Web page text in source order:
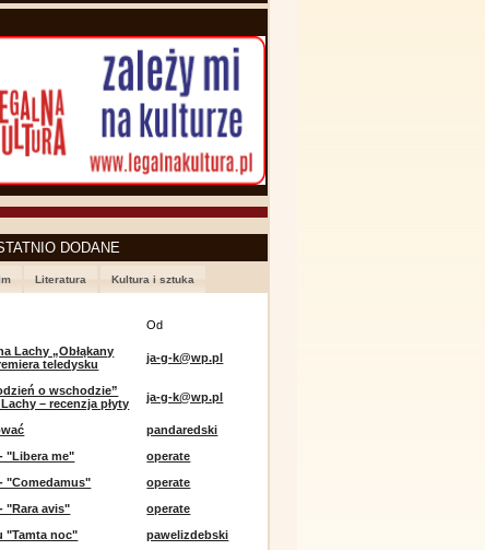
DODANE
Literatura Kultura i sztuka
Od
Lachy „Obłąkany
teledysku
ja-g-k@wp.pl
o wschodzie”
– recenzja płyty
ja-g-k@wp.pl
pandaredski
"Libera me"
operate
"Comedamus"
operate
"Rara avis"
operate
"Tamta noc"
pawelizdebski